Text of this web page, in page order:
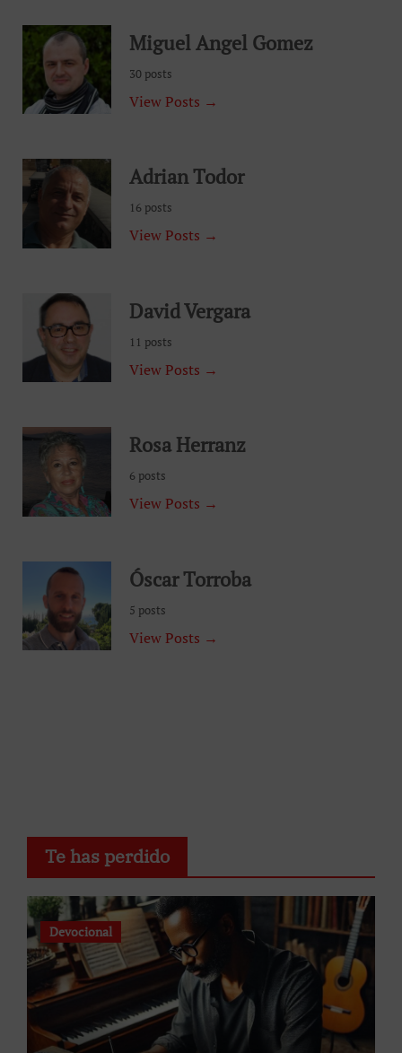
Miguel Angel Gomez
30 posts
View Posts →
Adrian Todor
16 posts
View Posts →
David Vergara
11 posts
View Posts →
Rosa Herranz
6 posts
View Posts →
Óscar Torroba
5 posts
View Posts →
Te has perdido
Devocional